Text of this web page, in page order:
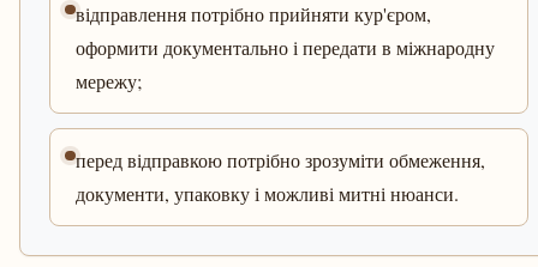
відправлення потрібно прийняти кур'єром,
оформити документально і передати в міжнародну
мережу;
перед відправкою потрібно зрозуміти обмеження,
документи, упаковку і можливі митні нюанси.